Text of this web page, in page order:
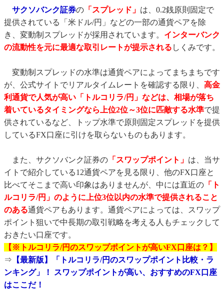
サクソバンク証券の 「スプレッド」 は、0.2銭原則固定で
提供されている「米ドル/円」などの一部の通貨ペアを除
き、変動制スプレッドが採用されています。 インターバンク
の流動性を元に最適な取引レートが提示される しくみです。
変動制スプレッドの水準は通貨ペアによってまちまちです
が、公式サイトでリアルタイムレートを確認する限り、 高金
利通貨で人気が高い「トルコリラ/円」などは、相場が落ち
着いているタイミングなら上位2位～3位に匹敵する水準で提
供されているなど、トップ水準で原則固定スプレッドを提供
しているFX口座に引けを取らないものもあります。
また、サクソバンク証券の 「スワップポイント」 は、当サ
イトで紹介している12通貨ペアを見る限り、他のFX口座と
比べてそこまで高い印象はありませんが、中には直近の 「ト
ルコリラ/円」のように上位3位以内の水準で提供されること
のある通貨ペアもあります。通貨ペアによっては、スワップ
ポイント狙いで中長期の取引戦略を考える人もチェックして
おきたい口座です。
【※トルコリラ/円のスワップポイントが高いFX口座は？】
⇒ 【最新版】「トルコリラ/円のスワップポイント比較・ラ
ンキング」！ スワップポイントが高い、おすすめのFX口座
はここだ！